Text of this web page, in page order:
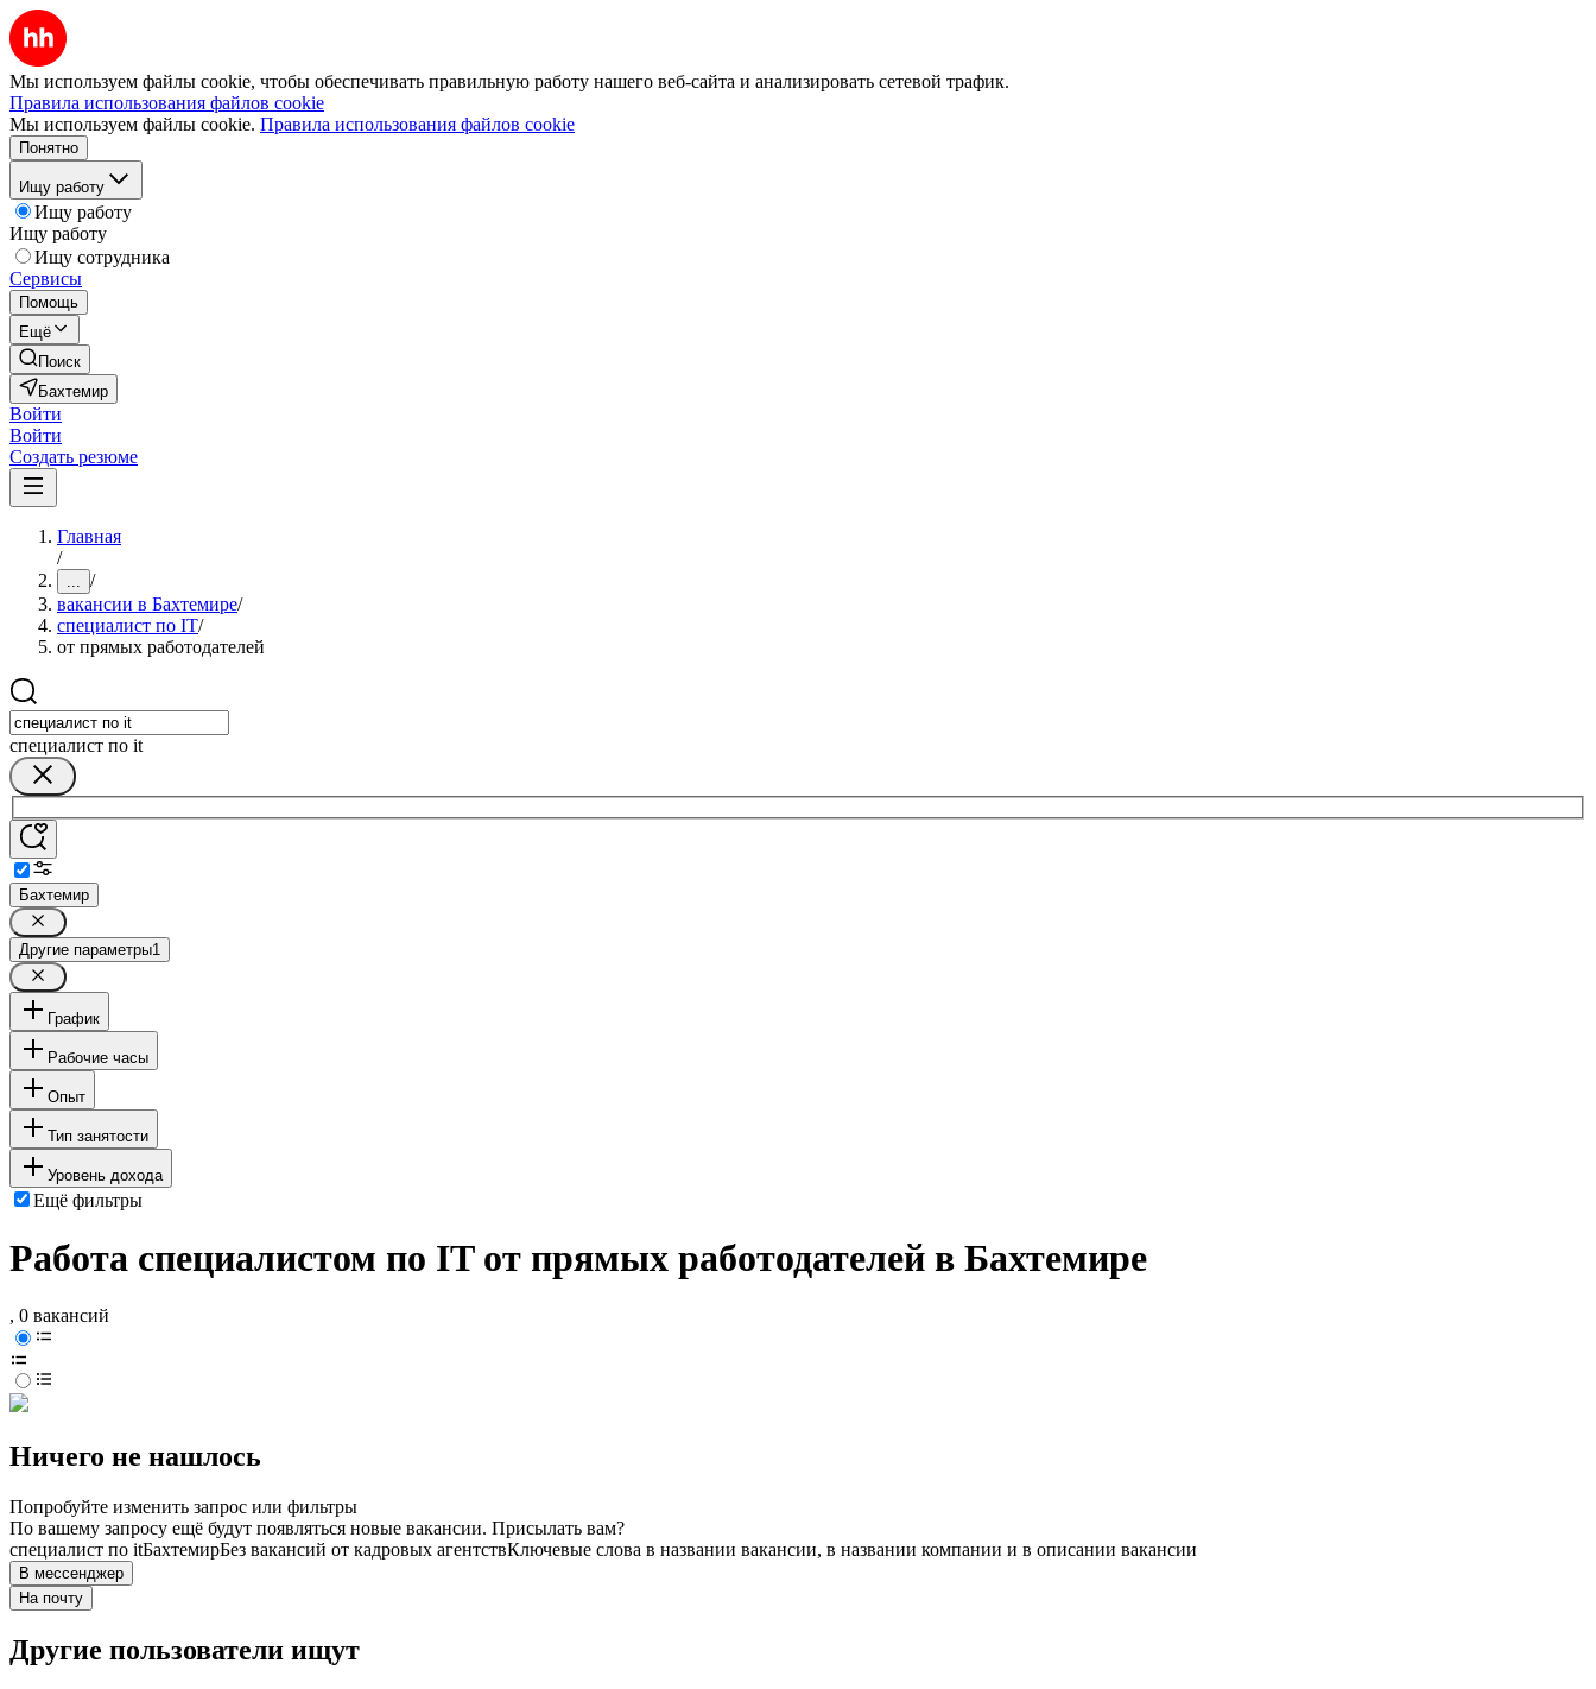
Мы используем файлы cookie, чтобы обеспечивать правильную работу нашего веб-сайта и анализировать сетевой трафик.
Правила использования файлов cookie
Мы используем файлы cookie. Правила использования файлов cookie
Понятно
Ищу работу
Ищу работу
Ищу работу
Ищу сотрудника
Сервисы
Помощь
Ещё
Поиск
Бахтемир
Войти
Войти
Создать резюме
Главная
/
... /
вакансии в Бахтемире/
специалист по IT/
от прямых работодателей
специалист по it
Бахтемир
Другие параметры1
График
Рабочие часы
Опыт
Тип занятости
Уровень дохода
Ещё фильтры
Работа специалистом по IT от прямых работодателей в Бахтемире
, 0 вакансий
Ничего не нашлось
Попробуйте изменить запрос или фильтры
По вашему запросу ещё будут появляться новые вакансии. Присылать вам?
специалист по itБахтемирБез вакансий от кадровых агентствКлючевые слова в названии вакансии, в названии компании и в описании вакансии
В мессенджер
На почту
Другие пользователи ищут